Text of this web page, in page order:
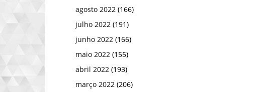
agosto 2022 (166)
julho 2022 (191)
junho 2022 (166)
maio 2022 (155)
abril 2022 (193)
março 2022 (206)